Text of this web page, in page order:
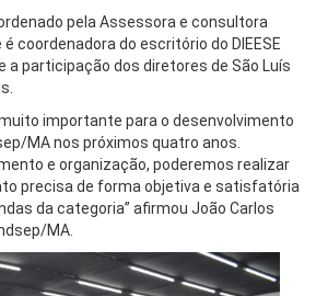
pela Assessora e consultora
é coordenadora do escritório do DIEESE
a participação dos diretores de São Luís
importante para o desenvolvimento
MA nos próximos quatro anos.
e organização, poderemos realizar
precisa de forma objetiva e satisfatória
da categoria” afirmou João Carlos
MA.